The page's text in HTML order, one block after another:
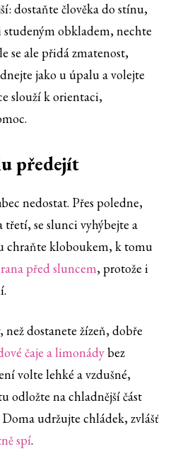
dostaňte člověka do stínu,
obkladem, nechte
se ale přidá zmatenost,
jako u úpalu a volejte
slouží k orientaci,
předejít
nedostat. Přes poledne,
třetí, se slunci vyhýbejte a
chraňte kloboukem, k tomu
před sluncem, protože i
než dostanete žízeň, dobře
čaje a limonádybez
volte lehké a vzdušné,
odložte na chladnější část
Doma udržujte chládek, zvlášť
spí.